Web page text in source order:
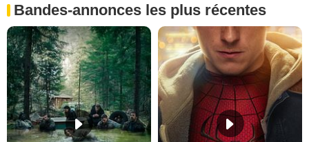
Bandes-annonces les plus récentes